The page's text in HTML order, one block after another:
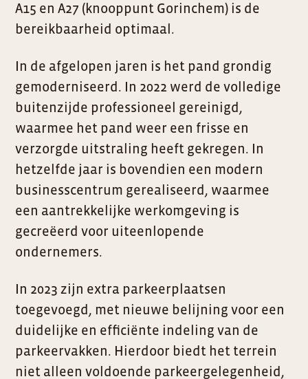
A15 en A27 (knooppunt Gorinchem) is de
bereikbaarheid optimaal.
In de afgelopen jaren is het pand grondig
gemoderniseerd. In 2022 werd de volledige
buitenzijde professioneel gereinigd,
waarmee het pand weer een frisse en
verzorgde uitstraling heeft gekregen. In
hetzelfde jaar is bovendien een modern
businesscentrum gerealiseerd, waarmee
een aantrekkelijke werkomgeving is
gecreëerd voor uiteenlopende
ondernemers.
In 2023 zijn extra parkeerplaatsen
toegevoegd, met nieuwe belijning voor een
duidelijke en efficiënte indeling van de
parkeervakken. Hierdoor biedt het terrein
niet alleen voldoende parkeergelegenheid,